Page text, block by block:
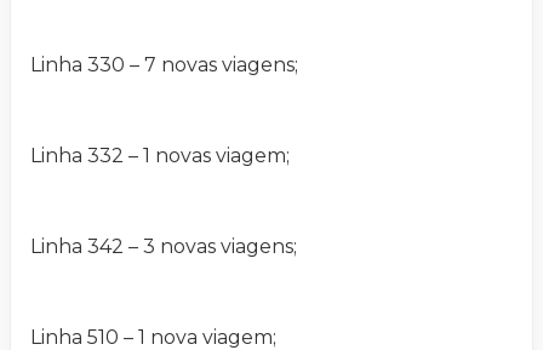
Linha 330 – 7 novas viagens;
Linha 332 – 1 novas viagem;
Linha 342 – 3 novas viagens;
Linha 510 – 1 nova viagem;